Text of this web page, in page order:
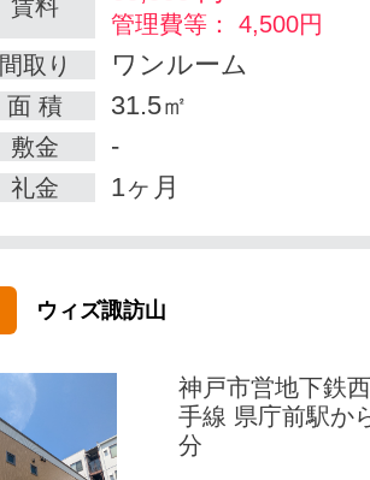
賃料
管理費等： 4,500円
間取り
ワンルーム
面 積 31.5㎡
敷金 -
礼金 1ヶ月
ウィズ諏訪山
神戸市営地下鉄
手線 県庁前駅か
分